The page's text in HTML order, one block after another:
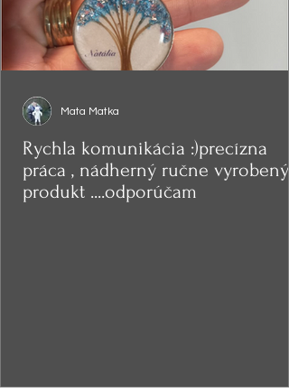
Rychla komunikácia :)precízna
práca , nádherný ručne vyrobený
produkt ....odporúčam
Mata Matka